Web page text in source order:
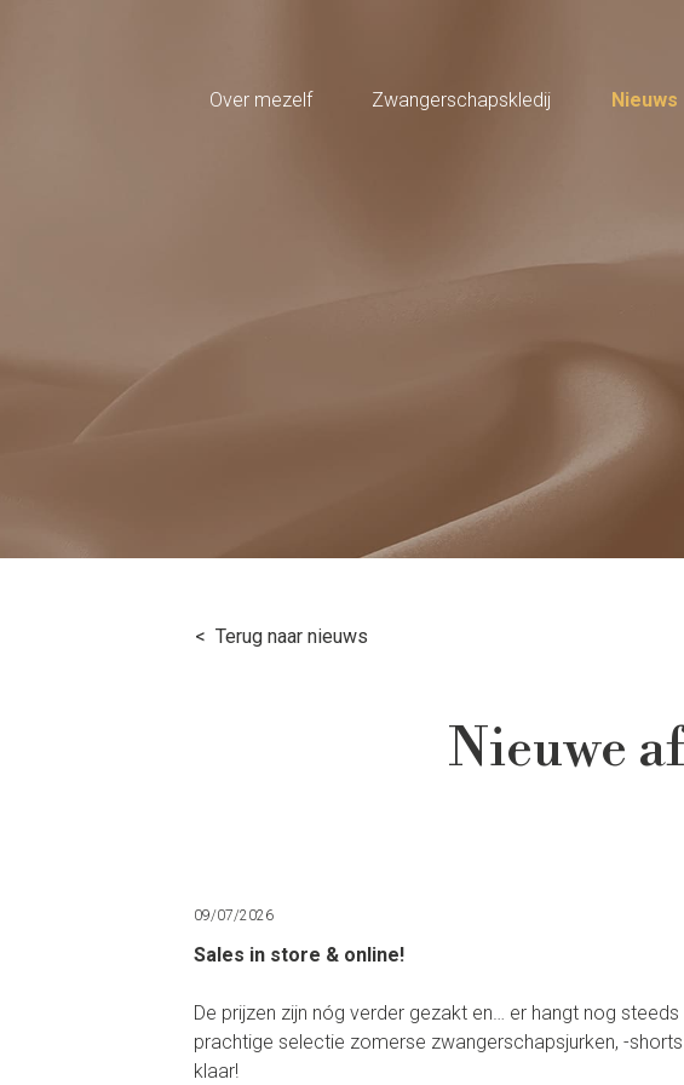
Over mezelf Zwangerschapskledij Nieuws
Terug naar nieuws
Nieuwe
09/07/2026
Sales in store & online!
De prijzen zijn nóg verder gezakt en… er hangt nog steeds
prachtige selectie zomerse zwangerschapsjurken, -
klaar!